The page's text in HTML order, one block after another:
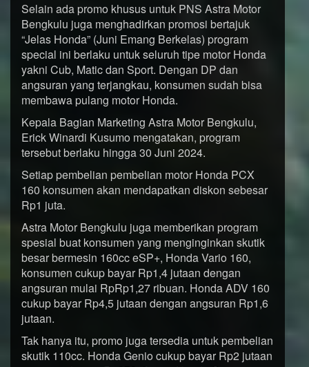
Selain ada promo khusus untuk PNS Astra Motor
Bengkulu juga menghadirkan promosi bertajuk
“Jelas Honda” (Juni Emang Berkelas) program
special ini berlaku untuk seluruh tipe motor Honda
yakni Cub, Matic dan Sport. Dengan DP dan
angsuran yang terjangkau, konsumen sudah bisa
membawa pulang motor Honda.
Kepala Bagian Marketing Astra Motor Bengkulu,
Erick Winardi Kusumo mengatakan, program
tersebut berlaku hingga 30 Juni 2024.
Setiap pembelian pembelian motor Honda PCX
160 konsumen akan mendapatkan diskon sebesar
Rp1 juta.
Astra Motor Bengkulu juga memberikan program
spesial buat konsumen yang menginginkan skutik
besar bermesin 160cc eSP+, Honda Vario 160,
konsumen cukup bayar Rp1,4 jutaan dengan
angsuran mulai RpRp1,27 ribuan. Honda ADV 160
cukup bayar Rp4,5 jutaan dengan angsuran Rp1,6
jutaan.
Tak hanya itu, promo juga tersedia untuk pembelian
skutik 110cc. Honda Genio cukup bayar Rp2 jutaan